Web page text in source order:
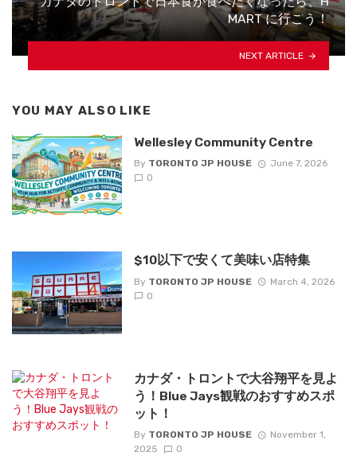
MART に行こう！
NEXT ARTICLE
YOU MAY ALSO LIKE
Wellesley Community Centre
By TORONTO JP HOUSE
June 7, 2026
0
$10以下で安くて美味い店特集
By TORONTO JP HOUSE
March 4, 2026
0
カナダ・トロントで大谷翔平を見よ
う！Blue Jays観戦のおすすめスポ
ット！
By TORONTO JP HOUSE
November 1,
2025
0